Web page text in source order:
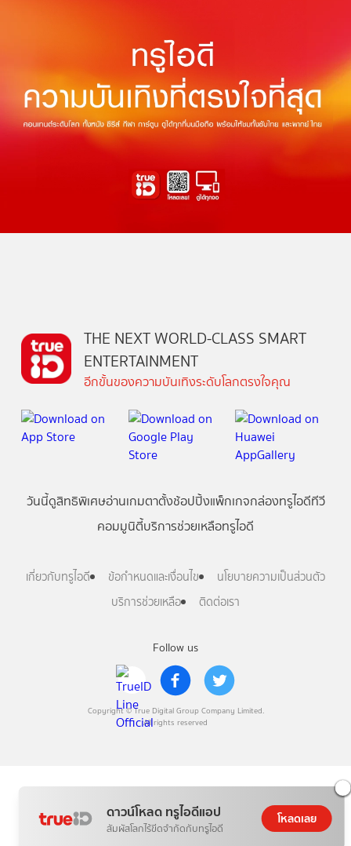
ดาวน์โหลด ทรูไอดีแอป
สัมผัสโลกไร้ขีดจำกัดกับทรูไอดี
โหลดเลย
Follow us
Copyright © True Digital Group Company Limited.
All rights reserved
THE NEXT WORLD-CLASS SMART
ENTERTAINMENT
อีกขั้นของความบันเทิงระดับโลกตรงใจคุณ
วันนี้ดูสิทธิพิเศษอ่านเกมตาตั้งช้อปปิ้งแพ็กเกจกล่องทรูไอดีทีวี
คอมมูนิตี้บริการช่วยเหลือทรูไอดี
เกี่ยวกับทรูไอดี ข้อกำหนดและเงื่อนไข
นโยบายความเป็นส่วนตัว
บริการช่วยเหลือ
ติดต่อเรา